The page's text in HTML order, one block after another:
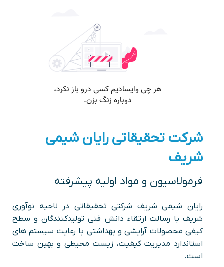
شرکت تحقیقاتی رایان شیمی
شریف
فرمولاسیون و مواد اولیه پیشرفته
رایان شیمی شریف شرکتی تحقیقاتی در ناحیه نوآوری
شریف با رسالت ارتقاء دانش فنی تولیدکنندگان و سطح
کیفی محصولات آرایشی و بهداشتی با رعایت سیستم های
استاندارد مدیریت کیفیت، زیست محیطی و بهین ساخت
است.